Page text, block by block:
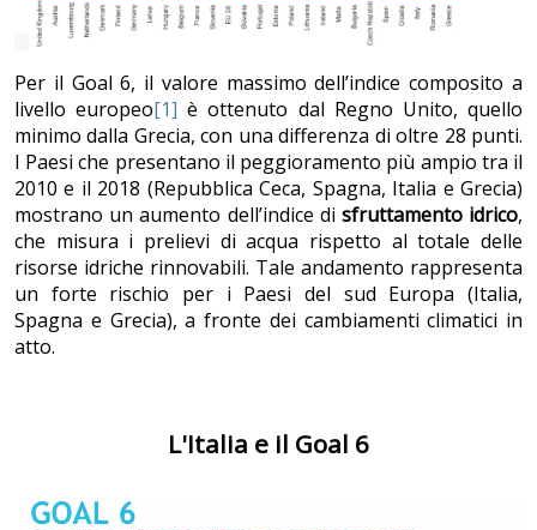
Per il Goal 6, il valore massimo dell’indice composito a
livello europeo[1] è ottenuto dal Regno Unito, quello
minimo dalla Grecia, con una differenza di oltre 28 punti.
I Paesi che presentano il peggioramento più ampio tra il
2010 e il 2018 (Repubblica Ceca, Spagna, Italia e Grecia)
mostrano un aumento dell’indice di sfruttamento idrico,
che misura i prelievi di acqua rispetto al totale delle
risorse idriche rinnovabili. Tale andamento rappresenta
un forte rischio per i Paesi del sud Europa (Italia,
Spagna e Grecia), a fronte dei cambiamenti climatici in
atto.
L'Italia e il Goal 6